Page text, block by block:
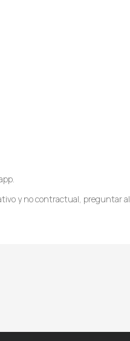
y no contractual, preguntar al